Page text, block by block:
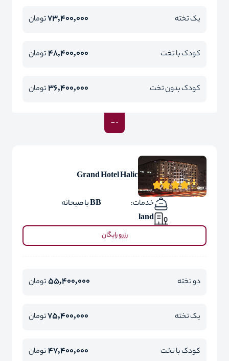
یک تخته 73,400,000تومان
کودک با تخت 48,400,000تومان
کودک بدون تخت 36,400,000تومان
Grand Hotel Halic
خدمات:
BB با صبحانه
land
رزرو رایگان
دو تخته 55,400,000تومان
یک تخته 75,400,000تومان
کودک با تخت 47,400,000تومان